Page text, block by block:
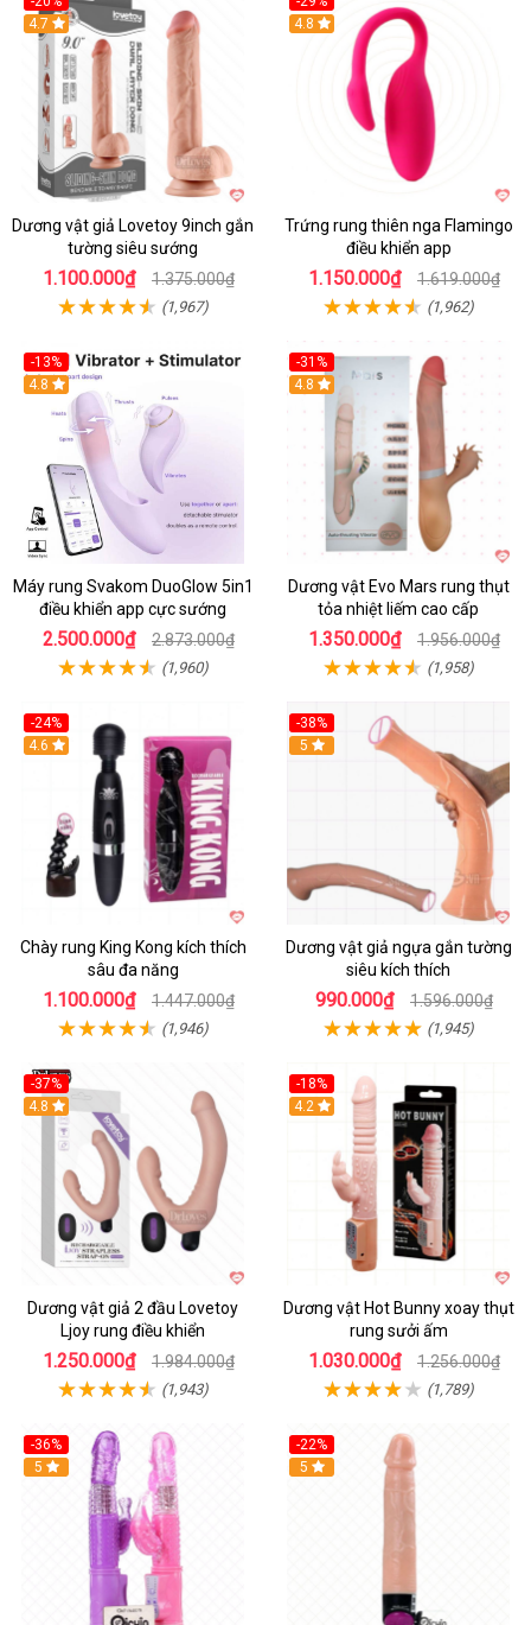
Hot
4.7
Dương vật giả Lovetoy 9inch gắn
tường siêu sướng
1.100.000₫ 1.375.000₫
(1,967)
Hot
4.8
Trứng rung thiên nga Flamingo
điều khiển app
1.150.000₫ 1.619.000₫
(1,962)
-13%
4.8
Máy rung Svakom DuoGlow 5in1
điều khiển app cực sướng
2.500.000₫ 2.873.000₫
(1,960)
-31%
4.8
Dương vật Evo Mars rung thụt
tỏa nhiệt liếm cao cấp
1.350.000₫ 1.956.000₫
(1,958)
-24%
4.6
Chày rung King Kong kích thích
sâu đa năng
1.100.000₫ 1.447.000₫
(1,946)
-38%
Hot
5
Dương vật giả ngựa gắn tường
siêu kích thích
990.000₫ 1.596.000₫
(1,945)
-37%
Hot
4.8
Dương vật giả 2 đầu Lovetoy
Ljoy rung điều khiển
1.250.000₫ 1.984.000₫
(1,943)
-18%
Hot
4.2
Dương vật Hot Bunny xoay thụt
rung sưởi ấm
1.030.000₫ 1.256.000₫
(1,789)
-36%
Hot
5
-22%
Hot
5